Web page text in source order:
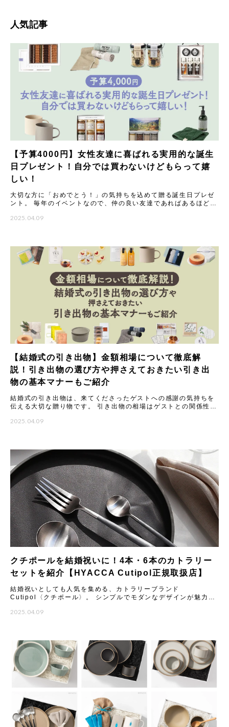
人気記事
【予算4000円】女性友達に喜ばれる実用的な誕生
日プレゼント！自分では買わないけどもらって嬉
しい！
大切な方に「おめでとう！」の気持ちを込めて贈る誕生日プレゼ
ント。 毎年のイベントなので、仲の良い友達であればあるほど
はない
2025.04.09
【結婚式の引き出物】金額相場について徹底解
説！引き出物の選び方や押さえておきたい引き出
物の基本マナーもご紹介
結婚式の引き出物は、来てくださったゲストへの感謝の気持ちを
伝える大切な贈り物です。 引き出物の相場はゲストとの関係性に
物の
2025.04.09
クチポールを結婚祝いに！4本・6本のカトラリー
セットを紹介【HYACCA Cutipol正規取扱店】
結婚祝いとしても人気を集める、カトラリーブランド
Cutipol〈クチポール〉。 シンプルでモダンなデザインが魅力の
も話
2025.04.09